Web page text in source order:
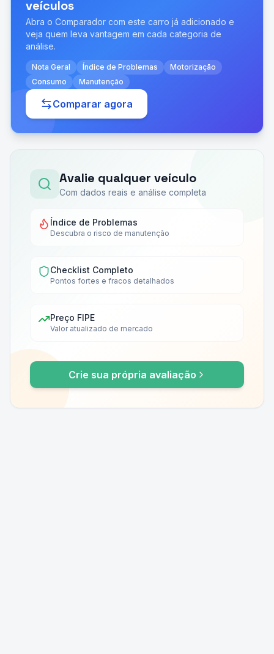
veículos
Abra o Comparador com este carro já adicionado e
veja quem leva vantagem em cada categoria de
análise.
Nota Geral Índice de Problemas
Motorização
Consumo
Manutenção
Comparar agora
Avalie qualquer veículo
Com dados reais e análise completa
Índice de Problemas
Descubra o risco de manutenção
Checklist Completo
Pontos fortes e fracos detalhados
Preço FIPE
Valor atualizado de mercado
Crie sua própria avaliação